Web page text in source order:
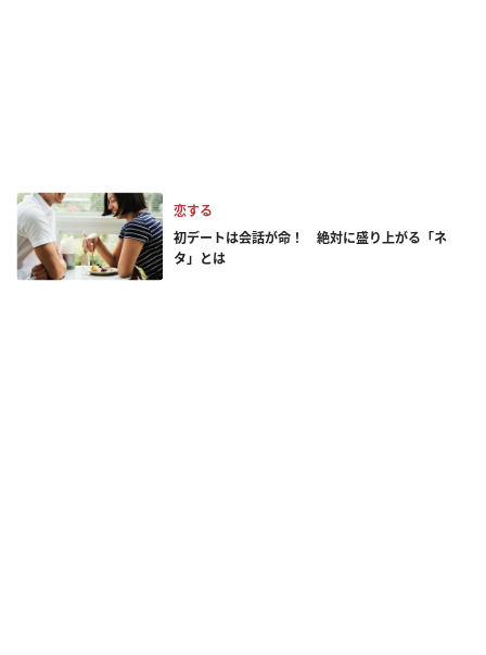
恋する
初デートは会話が命！ 絶対に盛り上がる「ネ
タ」とは